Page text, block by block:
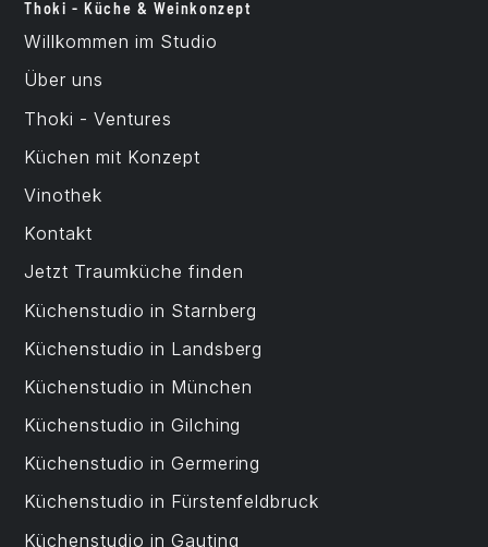
Thoki - Küche & Weinkonzept
Willkommen im Studio
Über uns
Thoki - Ventures
Küchen mit Konzept
Vinothek
Kontakt
Jetzt Traumküche finden
Küchenstudio in Starnberg
Küchenstudio in Landsberg
Küchenstudio in München
Küchenstudio in Gilching
Küchenstudio in Germering
Küchenstudio in Fürstenfeldbruck
Küchenstudio in Gauting